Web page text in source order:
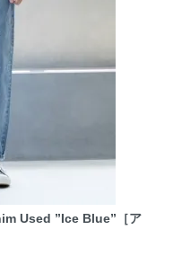
Used ”Ice Blue”［ア